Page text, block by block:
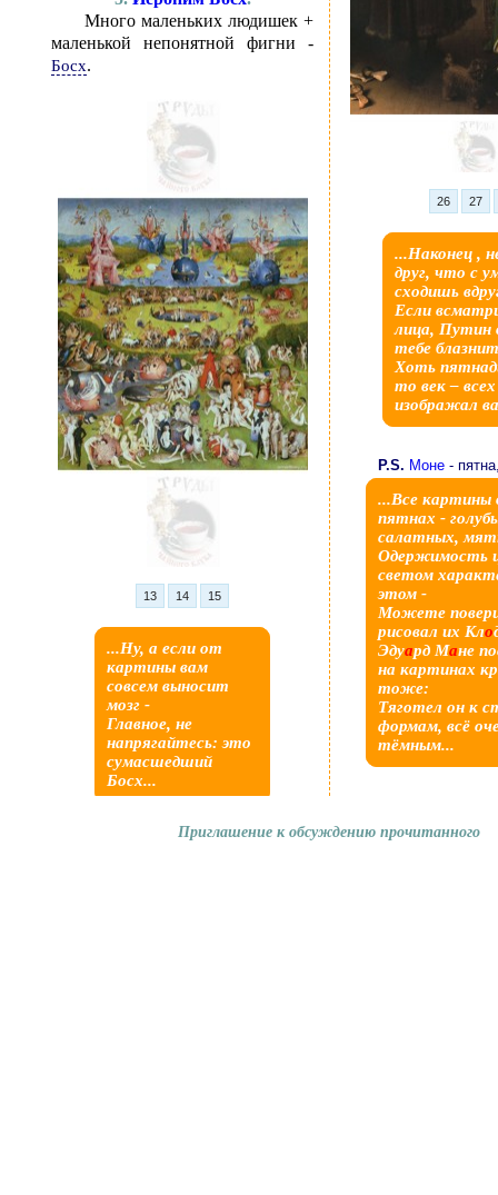
Много маленьких людишек +
маленькой непонятной фигни -
Босх.
13 14 15
...Ну, а если от
картины вам
совсем выносит
мозг -
Главное, не
напрягайтесь: это
сумасшедший
Босх...
26 27
...Наконец ,
друг, что с
сходишь
Если
лица, Путин
тебе
Хоть
то век – всех
изображал
P.S. Моне-
...Все картины
пятнах - голубых,
Одержимость
светом
этом -
Можете
рисовал их Кло
Эдуард Мане
на картинах
тоже:
Тяготел он к
формам, всё очерчивая
тёмным...
Приглашение к обсуждению прочитанного